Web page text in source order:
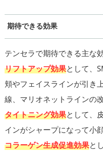
期待できる効果
テンセラで期待できる主な
リフトアップ効果として、
頬やフェイスラインが引き
線、マリオネットラインの
タイトニング効果として、
インがシャープになって小
コラーゲン生成促進効果と